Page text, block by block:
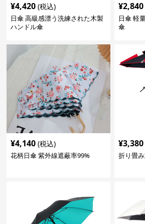
¥4,420 (税込)
日傘 高級感漂う洗練された木製
ハンドル傘
¥2,840
日傘 軽
傘
¥4,140 (税込)
花柄日傘 紫外線遮蔽率99%
¥3,380
折り畳